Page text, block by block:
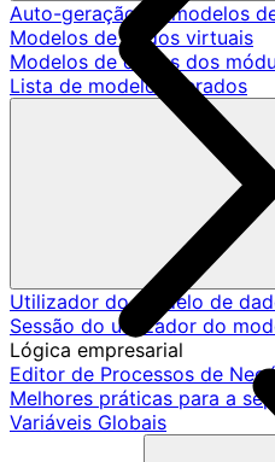
Auto-geração de modelos
Modelos de dados virtuais
Modelos de dados dos
Lista de modelos gerados
Utilizador do modelo de
Sessão do utilizador do
Lógica empresarial
Editor de Processos de
Melhores práticas para a
Variáveis Globais